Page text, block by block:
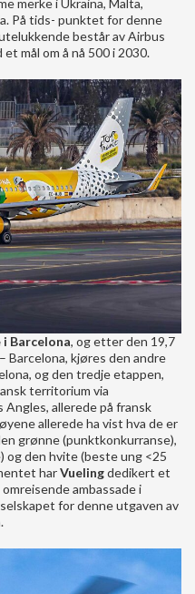
merke i Ukraina, Malta,
På tids- punktet for denne
består av Airbus
mål om å nå 500 i 2030.
Barcelona, og etter den 19,7
Barcelona, kjøres den andre
og den tredje etappen,
territorium via
Angles, allerede på fransk
allerede ha vist hva de er
grønne (punktkonkurranse),
og den hvite (beste ung <25
harVuelingdedikert et
ambassade i
for denne utgaven av